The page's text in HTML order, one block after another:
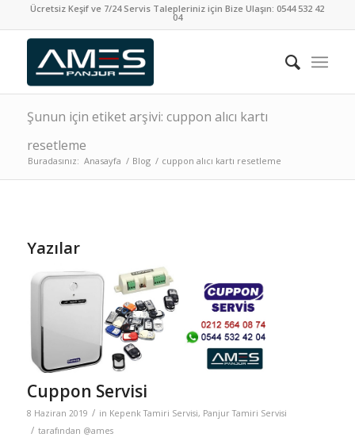
Ücretsiz Keşif ve 7/24 Servis Talepleriniz için Bize Ulaşın:0544 532 42
04
Şunun için etiket arşivi: cuppon alıcı kartı
resetleme
Buradasınız: Anasayfa / Blog / cuppon alıcı kartı resetleme
Yazılar
Cuppon Servisi
8 Haziran 2019 / in Kepenk Tamiri Servisi, Panjur Tamiri Servisi
/ tarafından @ames